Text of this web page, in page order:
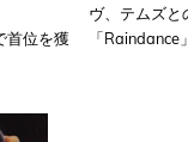
首位を獲
ヴ、テムズと
「